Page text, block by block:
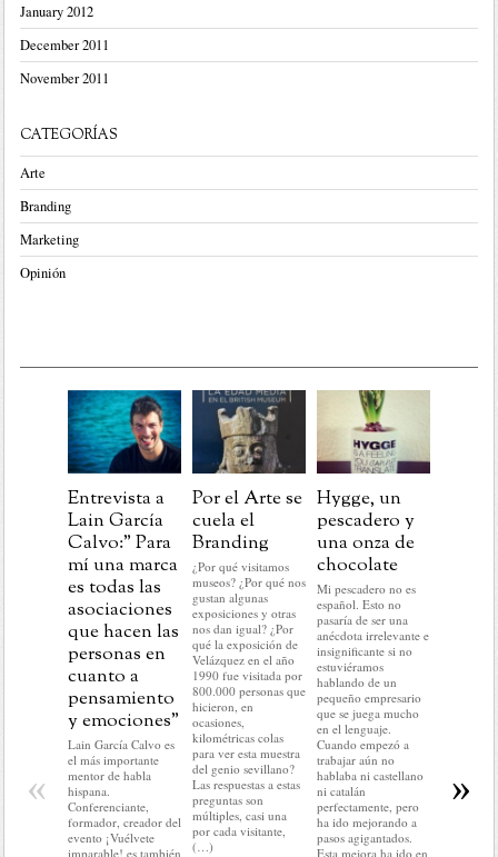
January 2012
December 2011
November 2011
CATEGORÍAS
Arte
Branding
Marketing
Opinión
Entrevista a
Lain García
Calvo:” Para
mí una marca
es todas las
asociaciones
que hacen las
personas en
cuanto a
pensamiento
y emociones”
Lain García Calvo es
el más importante
mentor de habla
hispana.
Conferenciante,
formador, creador del
evento ¡Vuélvete
imparable! es también
Por el Arte se
cuela el
Branding
¿Por qué visitamos
museos? ¿Por qué nos
gustan algunas
exposiciones y otras
nos dan igual? ¿Por
qué la exposición de
Velázquez en el año
1990 fue visitada por
800.000 personas que
hicieron, en
ocasiones,
kilométricas colas
para ver esta muestra
del genio sevillano?
Las respuestas a estas
preguntas son
múltiples, casi una
por cada visitante,
(…)
Hygge, un
pescadero y
una onza de
chocolate
Mi pescadero no es
español. Esto no
pasaría de ser una
anécdota irrelevante e
insignificante si no
estuviéramos
hablando de un
pequeño empresario
que se juega mucho
en el lenguaje.
Cuando empezó a
trabajar aún no
hablaba ni castellano
ni catalán
perfectamente, pero
ha ido mejorando a
pasos agigantados.
Esta mejora ha ido en
llegar.
no voy a
« »